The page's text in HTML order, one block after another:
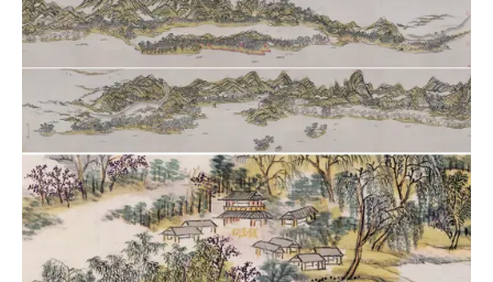
篆
刻
鉴
查
询